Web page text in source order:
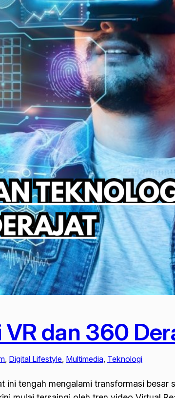
dan 360
Digital Lifestyle Multimedia Teknologi
ini tengah mengalami transformasi besar